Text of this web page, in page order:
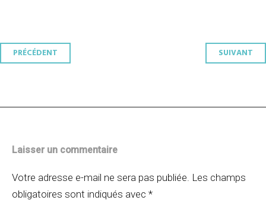
Navigation
PRÉCÉDENT SUIVANT
Laisser un commentaire
Votre adresse e-mail ne sera pas publiée. Les champs
obligatoires sont indiqués avec *